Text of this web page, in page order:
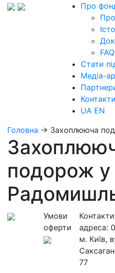
Про
FAQ
Стати
Медіа-
Контакти
UA EN
Головна → Захоплююча
подорож у
Умови
оферти
Контакти
адреса:
м. Київ,
77